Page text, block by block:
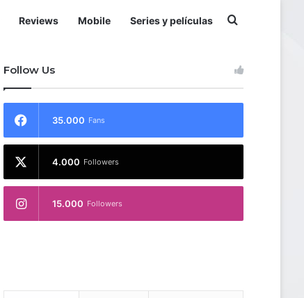
Reviews Mobile Series y películas
Follow Us
35.000 Fans
4.000 Followers
15.000 Followers